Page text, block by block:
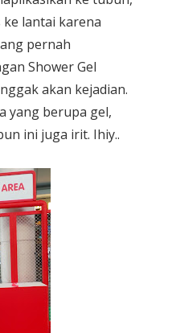
ke lantai karena
pernah
Shower Gel
akan kejadian.
yang berupa gel,
ini juga irit. Ihiy..